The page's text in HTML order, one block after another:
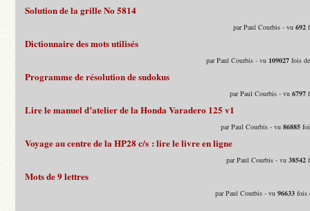
Solution de la grille No 5814
par Paul Courbis - vu692
Dictionnaire des mots utilisés
par Paul Courbis - vu 109027 fois
Programme de résolution de sudokus
par Paul Courbis - vu6797
Lire le manuel d’atelier de la Honda Varadero 125 v1
par Paul Courbis - vu86885
Voyage au centre de la HP28 c/s : lire le livre en ligne
par Paul Courbis - vu38542
Mots de 9 lettres
par Paul Courbis - vu96633 fois